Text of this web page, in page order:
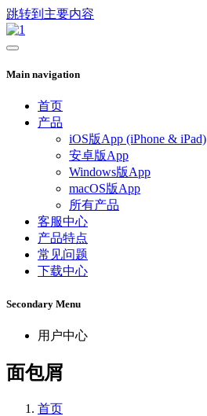
跳转到主要内容
Main navigation
首页
产品
iOS版App (iPhone & iPad)
安卓版App
Windows版App
macOS版App
所有产品
客服中心
产品特点
常见问题
下载中心
Secondary Menu
用户中心
面包屑
首页